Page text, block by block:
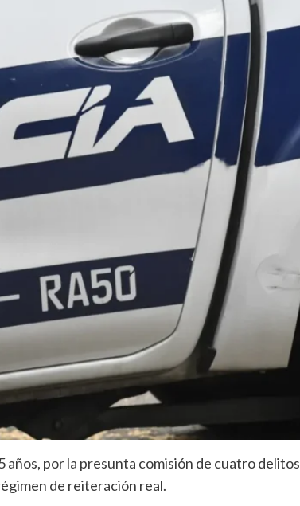
años, por la presunta comisión de cuatro delitos
de reiteración real.